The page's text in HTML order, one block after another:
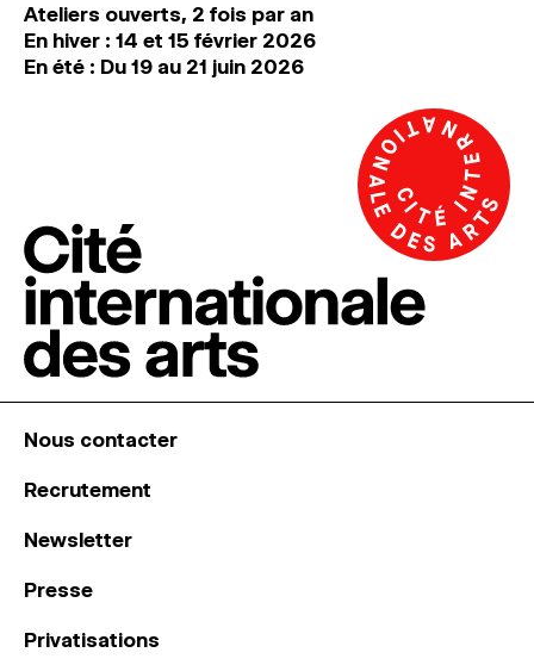
Ateliers ouverts, 2 fois par an
En hiver : 14 et 15 février 2026
En été : Du 19 au 21 juin 2026
Nous contacter
Recrutement
Newsletter
Presse
Privatisations